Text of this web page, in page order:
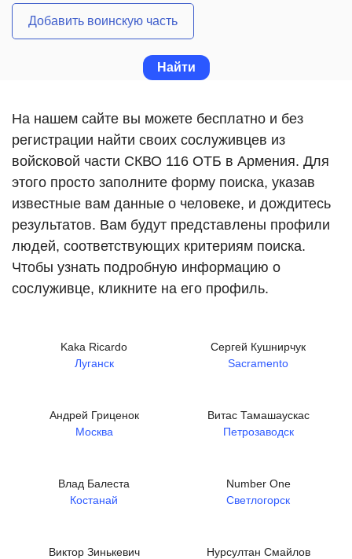
Добавить воинскую часть
На нашем сайте вы можете бесплатно и без
регистрации найти своих сослуживцев из
войсковой части СКВО 116 ОТБ в Армения. Для
этого просто заполните форму поиска, указав
известные вам данные о человеке, и дождитесь
результатов. Вам будут представлены профили
людей, соответствующих критериям поиска.
Чтобы узнать подробную информацию о
сослуживце, кликните на его профиль.
Kaka Ricardo
Луганск
Сергей Кушнирчук
Sacramento
Андрей Гриценок
Москва
Витас Тамашаускас
Петрозаводск
Влад Балеста
Костанай
Number One
Светлогорск
Виктор Зинькевич
Нурсултан Смайлов